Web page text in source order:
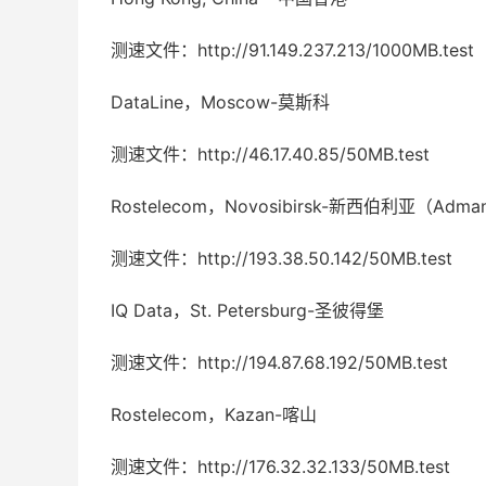
测速文件：http://91.149.237.213/1000MB.test
DataLine，Moscow-莫斯科
测速文件：http://46.17.40.85/50MB.test
Rostelecom，Novosibirsk-新西伯利亚（
测速文件：http://193.38.50.142/50MB.test
IQ Data，St. Petersburg-圣彼得堡
测速文件：http://194.87.68.192/50MB.test
Rostelecom，Kazan-喀山
测速文件：http://176.32.32.133/50MB.test